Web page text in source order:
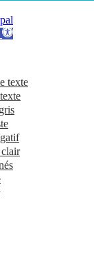
texte